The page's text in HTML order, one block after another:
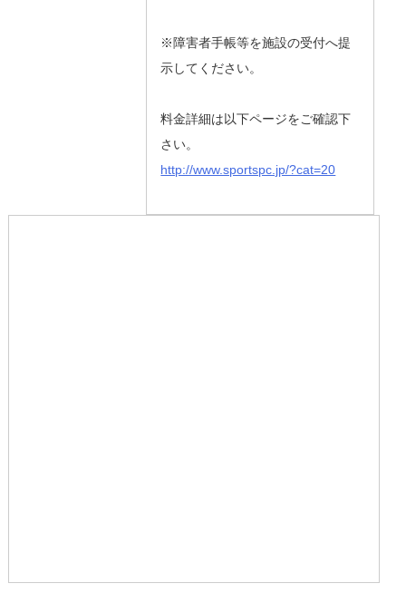
※障害者手帳等を施設の受付へ提
示してください。
料金詳細は以下ページをご確認下
さい。
http://www.sportspc.jp/?cat=20